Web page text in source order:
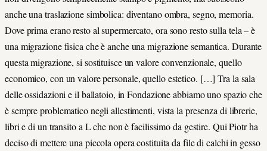
anche una traslazione simbolica: diventano ombra, segno, memoria.
Dove prima erano resto al supermercato, ora sono resto sulla tela – è
una migrazione fisica che è anche una migrazione semantica. Durante
questa migrazione, si sostituisce un valore convenzionale, quello
economico, con un valore personale, quello estetico. […] Tra la sala
delle ossidazioni e il ballatoio, in Fondazione abbiamo uno spazio che
è sempre problematico negli allestimenti, vista la presenza di librerie,
libri e di un transito a L che non è facilissimo da gestire. Qui Piotr ha
deciso di mettere una piccola opera costituita da file di calchi in gesso